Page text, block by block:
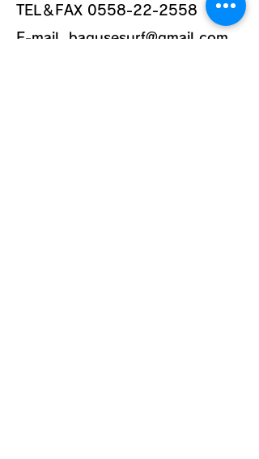
TEL＆FAX 0558-22-2558
E-mail bagusesurf@gmail.com